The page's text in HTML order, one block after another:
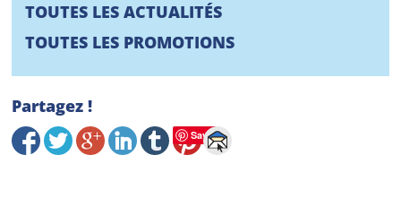
TOUTES LES ACTUALITÉS
TOUTES LES PROMOTIONS
Partagez !
Save